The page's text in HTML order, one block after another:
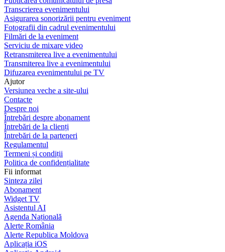
Transcrierea evenimentului
Asigurarea sonorizării pentru eveniment
Fotografii din cadrul evenimentului
Filmări de la eveniment
Serviciu de mixare video
Retransmiterea live a evenimentului
Transmiterea live a evenimentului
Difuzarea evenimentului pe TV
Ajutor
Versiunea veche a site-ului
Contacte
Despre noi
Întrebări despre abonament
Întrebări de la clienți
Întrebări de la parteneri
Regulamentul
Termeni și condiții
Politica de confidențialitate
Fii informat
Sinteza zilei
Abonament
Widget TV
Asistentul AI
Agenda Națională
Alerte România
Alerte Republica Moldova
Aplicația iOS